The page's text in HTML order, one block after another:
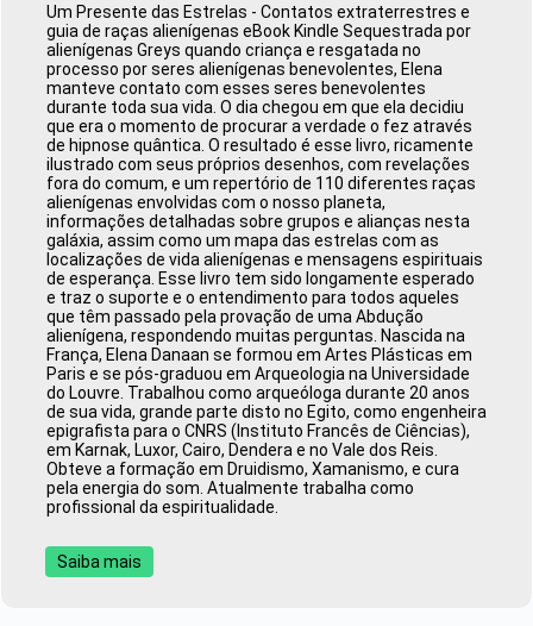
Um Presente das Estrelas - Contatos extraterrestres e
guia de raças alienígenas eBook Kindle Sequestrada por
alienígenas Greys quando criança e resgatada no
processo por seres alienígenas benevolentes, Elena
manteve contato com esses seres benevolentes
durante toda sua vida. O dia chegou em que ela decidiu
que era o momento de procurar a verdade o fez através
de hipnose quântica. O resultado é esse livro, ricamente
ilustrado com seus próprios desenhos, com revelações
fora do comum, e um repertório de 110 diferentes raças
alienígenas envolvidas com o nosso planeta,
informações detalhadas sobre grupos e alianças nesta
galáxia, assim como um mapa das estrelas com as
localizações de vida alienígenas e mensagens espirituais
de esperança. Esse livro tem sido longamente esperado
e traz o suporte e o entendimento para todos aqueles
que têm passado pela provação de uma Abdução
alienígena, respondendo muitas perguntas. Nascida na
França, Elena Danaan se formou em Artes Plásticas em
Paris e se pós-graduou em Arqueologia na Universidade
do Louvre. Trabalhou como arqueóloga durante 20 anos
de sua vida, grande parte disto no Egito, como engenheira
epigrafista para o CNRS (Instituto Francês de Ciências),
em Karnak, Luxor, Cairo, Dendera e no Vale dos Reis.
Obteve a formação em Druidismo, Xamanismo, e cura
pela energia do som. Atualmente trabalha como
profissional da espiritualidade.
Saiba mais